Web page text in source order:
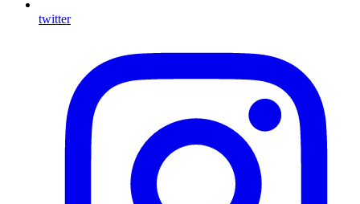
twitter